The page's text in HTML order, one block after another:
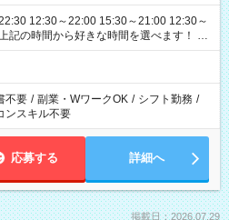
12:30～22:00 15:30～21:00 12:30～
性があります
不要 / 副業・WワークOK / シフト勤務 /
ンスキル不要
応募する 詳細へ
掲載日：2026.07.29